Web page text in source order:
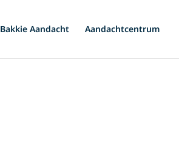
Bakkie Aandacht Aandachtcentrum